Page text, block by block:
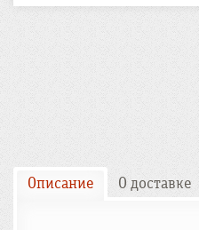
Описание О доставке